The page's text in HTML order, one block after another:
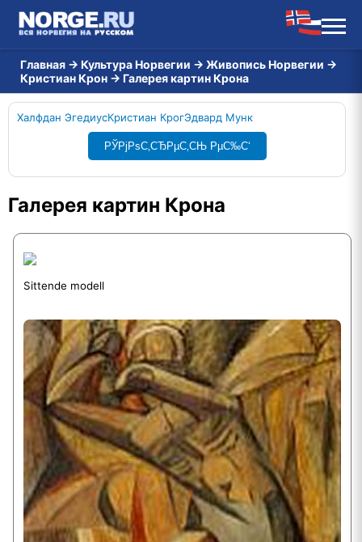
Главная → Культура Норвегии → Живопись Норвегии →
Кристиан Крон → Галерея картин Крона
Халфдан ЭгедиусКристиан КрогЭдвард Мунк
РЎРјРѕС‚СЂРµС‚СЊ РµС‰С‘
Галерея картин Крона
Sittende modell